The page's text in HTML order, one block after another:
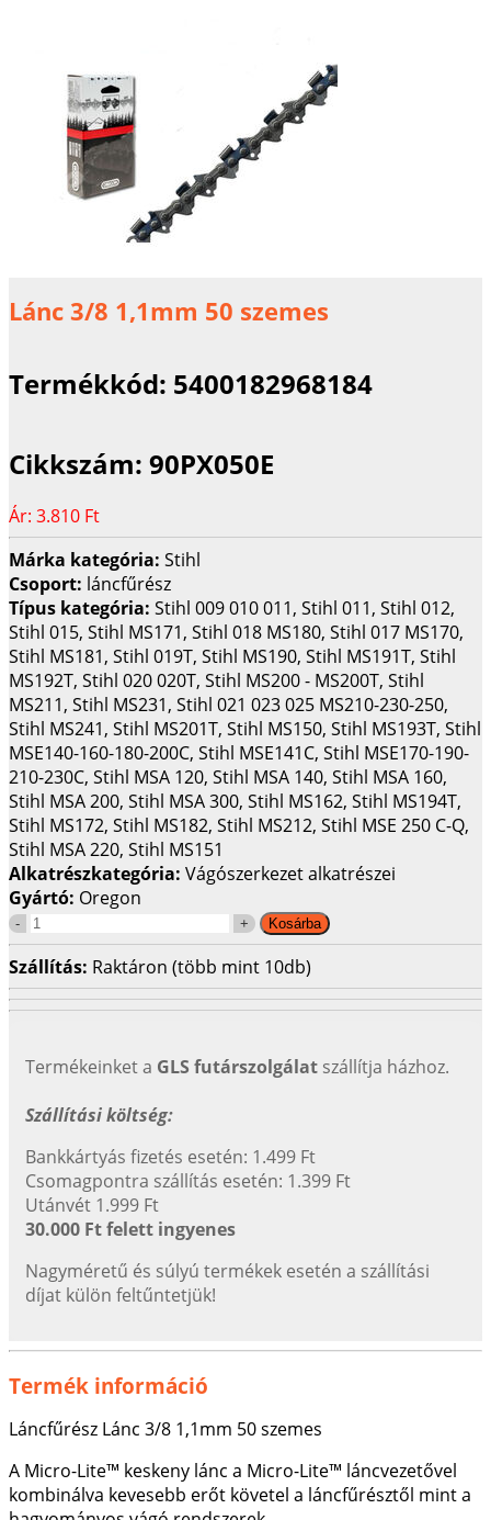
Lánc 3/8 1,1mm 50 szemes
Termékkód: 5400182968184
Cikkszám: 90PX050E
Ár: 3.810 Ft
Márka kategória: Stihl
Csoport: láncfűrész
Típus kategória: Stihl 009 010 011, Stihl 011, Stihl 012,
Stihl 015, Stihl MS171, Stihl 018 MS180, Stihl 017 MS170,
Stihl MS181, Stihl 019T, Stihl MS190, Stihl MS191T, Stihl
MS192T, Stihl 020 020T, Stihl MS200 - MS200T, Stihl
MS211, Stihl MS231, Stihl 021 023 025 MS210-230-250,
Stihl MS241, Stihl MS201T, Stihl MS150, Stihl MS193T, Stihl
MSE140-160-180-200C, Stihl MSE141C, Stihl MSE170-190-
210-230C, Stihl MSA 120, Stihl MSA 140, Stihl MSA 160,
Stihl MSA 200, Stihl MSA 300, Stihl MS162, Stihl MS194T,
Stihl MS172, Stihl MS182, Stihl MS212, Stihl MSE 250 C-Q,
Stihl MSA 220, Stihl MS151
Alkatrészkategória: Vágószerkezet alkatrészei
Gyártó: Oregon
Szállítás: Raktáron (több mint 10db)
Termékeinket a GLS futárszolgálat szállítja házhoz.
Szállítási költség:
Bankkártyás fizetés esetén: 1.499 Ft
Csomagpontra szállítás esetén: 1.399 Ft
Utánvét 1.999 Ft
30.000 Ft felett ingyenes
Nagyméretű és súlyú termékek esetén a szállítási
díjat külön feltűntetjük!
Termék információ
Láncfűrész Lánc 3/8 1,1mm 50 szemes
A Micro-Lite™ keskeny lánc a Micro-Lite™ láncvezetővel
kombinálva kevesebb erőt követel a láncfűrésztől mint a